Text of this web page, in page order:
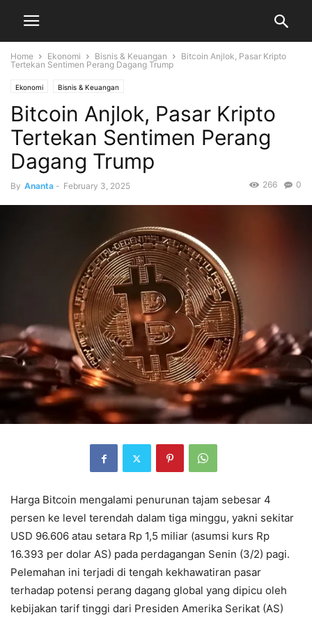
Home Ekonomi Bisnis & Keuangan
Bitcoin Anjlok, Pasar Kripto
Tertekan Sentimen Perang Dagang Trump
Ekonomi Bisnis & Keuangan
Bitcoin Anjlok, Pasar Kripto
Tertekan Sentimen Perang
Dagang Trump
By Ananta - February 3, 2025 0
266
Harga Bitcoin mengalami penurunan tajam sebesar 4
persen ke level terendah dalam tiga minggu, yakni sekitar
USD 96.606 atau setara Rp 1,5 miliar (asumsi kurs Rp
16.393 per dolar AS) pada perdagangan Senin (3/2) pagi.
Pelemahan ini terjadi di tengah kekhawatiran pasar
terhadap potensi perang dagang global yang dipicu oleh
kebijakan tarif tinggi dari Presiden Amerika Serikat (AS)